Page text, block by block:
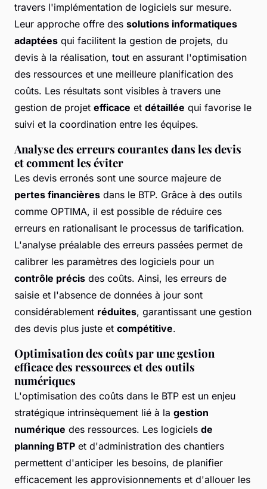
travers l'implémentation de logiciels sur mesure.
Leur approche offre des solutions informatiques
adaptées qui facilitent la gestion de projets, du
devis à la réalisation, tout en assurant l'optimisation
des ressources et une meilleure planification des
coûts. Les résultats sont visibles à travers une
gestion de projet efficace et détaillée qui favorise le
suivi et la coordination entre les équipes.
Analyse des erreurs courantes dans les devis
et comment les éviter
Les devis erronés sont une source majeure de
pertes financières dans le BTP. Grâce à des outils
comme OPTIMA, il est possible de réduire ces
erreurs en rationalisant le processus de tarification.
L'analyse préalable des erreurs passées permet de
calibrer les paramètres des logiciels pour un
contrôle précis des coûts. Ainsi, les erreurs de
saisie et l'absence de données à jour sont
considérablement réduites, garantissant une gestion
des devis plus juste et compétitive.
Optimisation des coûts par une gestion
efficace des ressources et des outils
numériques
L'optimisation des coûts dans le BTP est un enjeu
stratégique intrinsèquement lié à la gestion
numérique des ressources. Les logiciels de
planning BTP et d'administration des chantiers
permettent d'anticiper les besoins, de planifier
efficacement les approvisionnements et d'allouer les